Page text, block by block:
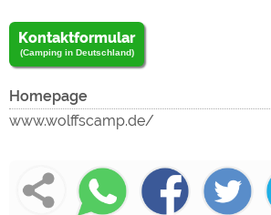
Kontaktformular
(Camping in Deutschland)
Homepage
www.wolffscamp.de/